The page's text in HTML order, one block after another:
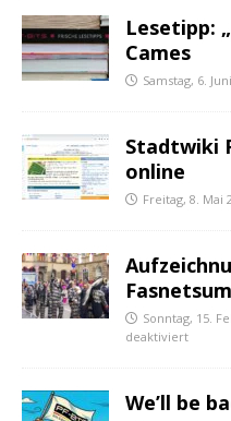
Lesetipp:
Cames
Samstag, 6.
Stadtwiki
online
Freitag, 8. Mai
Sonntag, 15.
deaktiviert
We’ll be